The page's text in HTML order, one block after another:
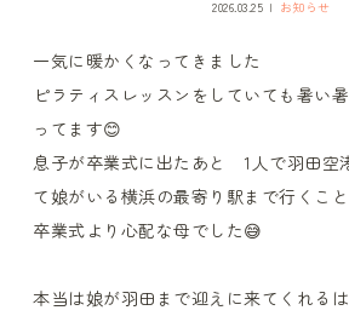
2026.03.25 お知らせ
一気に暖かくなってきました
ピラティスレッスンをしていても暑い
ってます😊
息子が卒業式に出たあと 1人で羽田空
て娘がいる横浜の最寄り駅まで行くこ
卒業式より心配な母でした😅
本当は娘が羽田まで迎えに来てくれる